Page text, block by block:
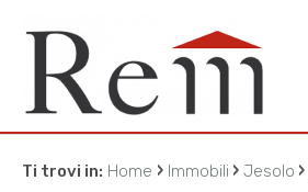
Ti trovi in: Home › Immobili › Jesolo ›